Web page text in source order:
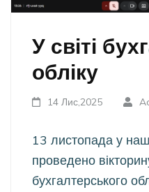
У світі
обліку
14 Лис,2025
13 листопада у
проведено
бухгалтерського